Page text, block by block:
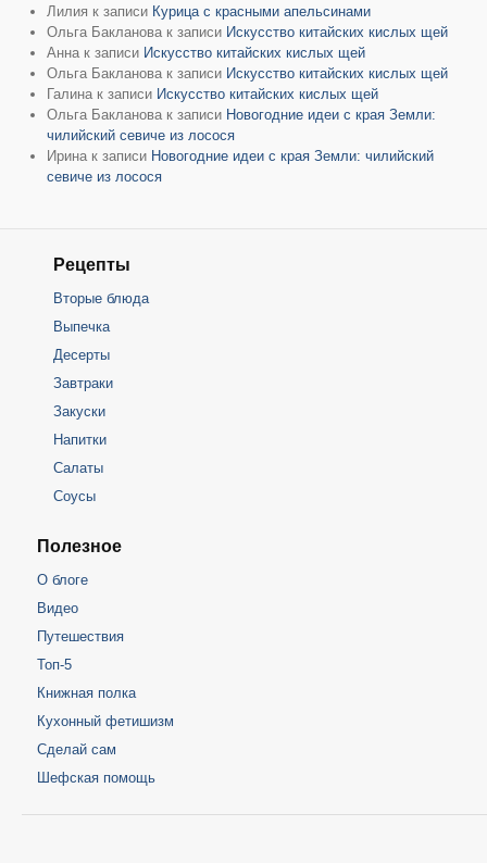
Лилия к записи Курица с красными апельсинами
Ольга Бакланова к записи Искусство китайских кислых щей
Анна к записи Искусство китайских кислых щей
Ольга Бакланова к записи Искусство китайских кислых щей
Галина к записи Искусство китайских кислых щей
Ольга Бакланова к записи Новогодние идеи с края Земли:
чилийский севиче из лосося
Ирина к записи Новогодние идеи с края Земли: чилийский
севиче из лосося
Рецепты
Вторые блюда
Выпечка
Десерты
Завтраки
Закуски
Напитки
Салаты
Соусы
Полезное
О блоге
Видео
Путешествия
Топ-5
Книжная полка
Кухонный фетишизм
Сделай сам
Шефская помощь